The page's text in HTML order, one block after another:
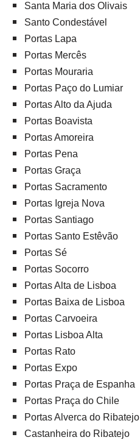
Santa Maria dos Olivais
Santo Condestável
Portas Lapa
Portas Mercês
Portas Mouraria
Portas Paço do Lumiar
Portas Alto da Ajuda
Portas Boavista
Portas Amoreira
Portas Pena
Portas Graça
Portas Sacramento
Portas Igreja Nova
Portas Santiago
Portas Santo Estêvão
Portas Sé
Portas Socorro
Portas Alta de Lisboa
Portas Baixa de Lisboa
Portas Carvoeira
Portas Lisboa Alta
Portas Rato
Portas Expo
Portas Praça de Espanha
Portas Praça do Chile
Portas Alverca do Ribatejo
Castanheira do Ribatejo